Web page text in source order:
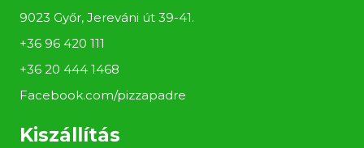
9023 Győr, Jereváni út 39-41.
+36 96 420 111
+36 20 444 1468
Facebook.com/pizzapadre
Kiszállítás